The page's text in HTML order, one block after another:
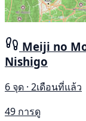
Meiji no
Nishigo
6 จุด · 2เดือนที่แล้ว
49 การดู